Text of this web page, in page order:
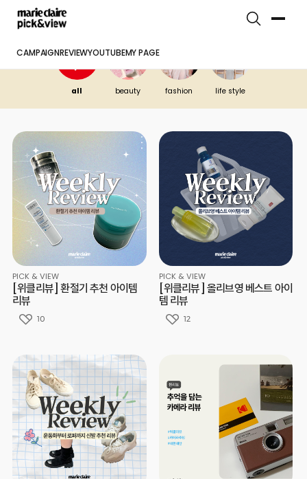
CAMPAIGNREVIEWYOUTUBEMY PAGE
캠페인 리뷰 픽앤뷰 PICK
all beauty fashion life style
PICK & VIEW
[위클리뷰] 환절기 추천 아이템
리뷰
10
PICK & VIEW
[위클리뷰] 올리브영 베스트 아이
템 리뷰
12